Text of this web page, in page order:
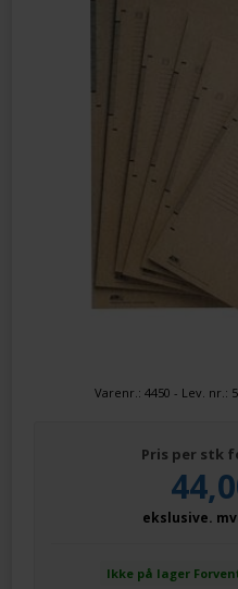
Varenr.:4450 - Lev. nr.:
Pris per stk
ekslusive.
Ikke på lager